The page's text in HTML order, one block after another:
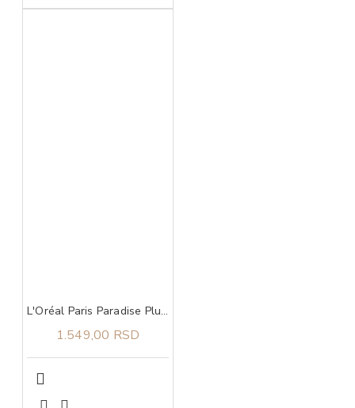
L'Oréal Paris Paradise Plump Ambition Ulje Za Usne 641 Latte Glace
1.549,00 RSD